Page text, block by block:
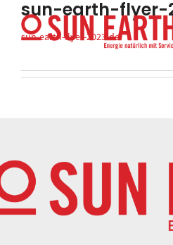
sun-earth-flyer-
sun-earth-flyer-2023-de